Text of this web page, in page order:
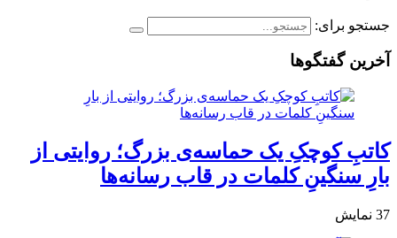
جستجو برای:
آخرین گفتگوها
کاتبِ کوچکِ یک حماسه‌ی بزرگ؛ روایتی از
بارِ سنگینِ کلمات در قاب رسانه‌ها
37 نمایش